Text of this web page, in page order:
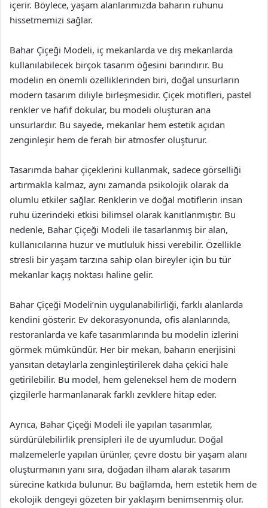
içerir. Böylece, yaşam alanlarımızda baharın ruhunu
hissetmemizi sağlar.
Bahar Çiçeği Modeli, iç mekanlarda ve dış mekanlarda
kullanılabilecek birçok tasarım öğesini barındırır. Bu
modelin en önemli özelliklerinden biri, doğal unsurların
modern tasarım diliyle birleşmesidir. Çiçek motifleri, pastel
renkler ve hafif dokular, bu modeli oluşturan ana
unsurlardır. Bu sayede, mekanlar hem estetik açıdan
zenginleşir hem de ferah bir atmosfer oluşturur.
Tasarımda bahar çiçeklerini kullanmak, sadece görselliği
artırmakla kalmaz, aynı zamanda psikolojik olarak da
olumlu etkiler sağlar. Renklerin ve doğal motiflerin insan
ruhu üzerindeki etkisi bilimsel olarak kanıtlanmıştır. Bu
nedenle, Bahar Çiçeği Modeli ile tasarlanmış bir alan,
kullanıcılarına huzur ve mutluluk hissi verebilir. Özellikle
stresli bir yaşam tarzına sahip olan bireyler için bu tür
mekanlar kaçış noktası haline gelir.
Bahar Çiçeği Modeli’nin uygulanabilirliği, farklı alanlarda
kendini gösterir. Ev dekorasyonunda, ofis alanlarında,
restoranlarda ve kafe tasarımlarında bu modelin izlerini
görmek mümkündür. Her bir mekan, baharın enerjisini
yansıtan detaylarla zenginleştirilerek daha çekici hale
getirilebilir. Bu model, hem geleneksel hem de modern
çizgilerle harmanlanarak farklı zevklere hitap eder.
Ayrıca, Bahar Çiçeği Modeli ile yapılan tasarımlar,
sürdürülebilirlik prensipleri ile de uyumludur. Doğal
malzemelerle yapılan ürünler, çevre dostu bir yaşam alanı
oluşturmanın yanı sıra, doğadan ilham alarak tasarım
sürecine katkıda bulunur. Bu bağlamda, hem estetik hem de
ekolojik dengeyi gözeten bir yaklaşım benimsenmiş olur.